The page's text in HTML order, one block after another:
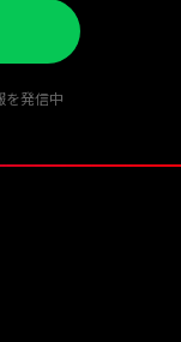
を発信中